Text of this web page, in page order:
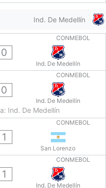
Ind. De Medellín
CONMEBOL
0
Ind. De Medellín
CONMEBOL
0
Ind. De Medellín
Ind. De Medellín
CONMEBOL
1
San Lorenzo
CONMEBOL
1
Ind. De Medellín